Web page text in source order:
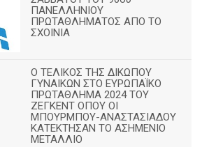
ΠΑΝΕΛΛΗΝΙΟΥ
ΠΡΩΤΑΘΛΗΜΑΤΟΣ ΑΠΟ ΤΟ
ΣΧΟΙΝΙΑ
Ο ΤΕΛΙΚΟΣ ΤΗΣ ΔΙΚΩΠΟΥ
ΓΥΝΑΙΚΩΝ ΣΤΟ ΕΥΡΩΠΑΪΚΟ
ΠΡΩΤΑΘΛΗΜΑ 2024 ΤΟΥ
ΖΕΓΚΕΝΤ ΟΠΟΥ ΟΙ
ΜΠΟΥΡΜΠΟΥ-ΑΝΑΣΤΑΣΙΑΔΟΥ
ΚΑΤΕΚΤΗΣΑΝ ΤΟ ΑΣΗΜΕΝΙΟ
ΜΕΤΑΛΛΙΟ